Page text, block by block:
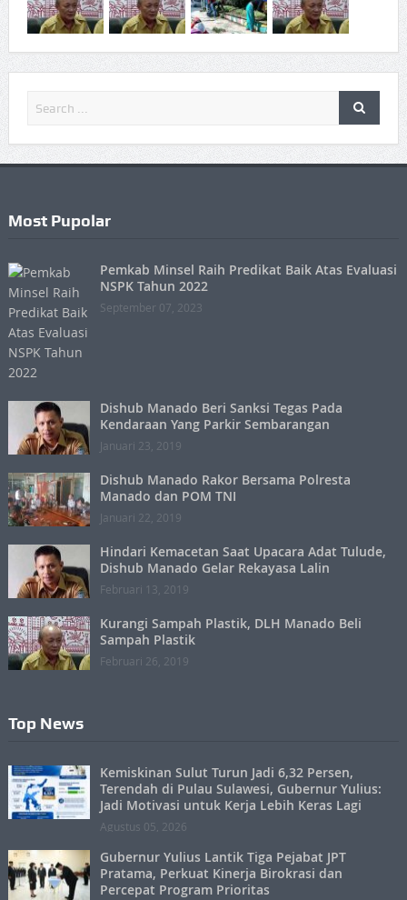
Most Pupolar
Pemkab Minsel Raih Predikat Baik Atas Evaluasi
NSPK Tahun 2022
September 07, 2023
Dishub Manado Beri Sanksi Tegas Pada
Kendaraan Yang Parkir Sembarangan
Januari 23, 2019
Dishub Manado Rakor Bersama Polresta
Manado dan POM TNI
Januari 22, 2019
Hindari Kemacetan Saat Upacara Adat Tulude,
Dishub Manado Gelar Rekayasa Lalin
Februari 13, 2019
Kurangi Sampah Plastik, DLH Manado Beli
Sampah Plastik
Februari 26, 2019
Top News
Kemiskinan Sulut Turun Jadi 6,32 Persen,
Terendah di Pulau Sulawesi, Gubernur Yulius:
Jadi Motivasi untuk Kerja Lebih Keras Lagi
Agustus 05, 2026
Gubernur Yulius Lantik Tiga Pejabat JPT
Pratama, Perkuat Kinerja Birokrasi dan
Percepat Program Prioritas